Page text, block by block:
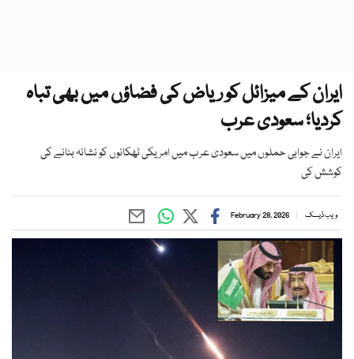
ایران کے میزائل کو ریاض کی فضاؤں میں بھی تباہ
کردیا؛ سعودی عرب
ایران نے جوابی حملوں میں سعودی عرب میں امریکی ٹھکانوں کو نشانہ بنانے کی
کوشش کی
ویب ڈیسک February 28, 2026